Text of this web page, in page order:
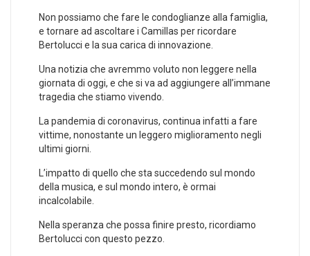
Non possiamo che fare le condoglianze alla famiglia,
e tornare ad ascoltare i Camillas per ricordare
Bertolucci e la sua carica di innovazione.
Una notizia che avremmo voluto non leggere nella
giornata di oggi, e che si va ad aggiungere all’immane
tragedia che stiamo vivendo.
La pandemia di coronavirus, continua infatti a fare
vittime, nonostante un leggero miglioramento negli
ultimi giorni.
L’impatto di quello che sta succedendo sul mondo
della musica, e sul mondo intero, è ormai
incalcolabile.
Nella speranza che possa finire presto, ricordiamo
Bertolucci con questo pezzo.